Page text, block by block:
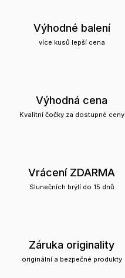
Výhodné balení
více kusů lepší cena
Výhodná cena
Kvalitní čočky za dostupné ceny
Vrácení ZDARMA
Slunečních brýlí do 15 dnů
Záruka originality
originální a bezpečné produkty